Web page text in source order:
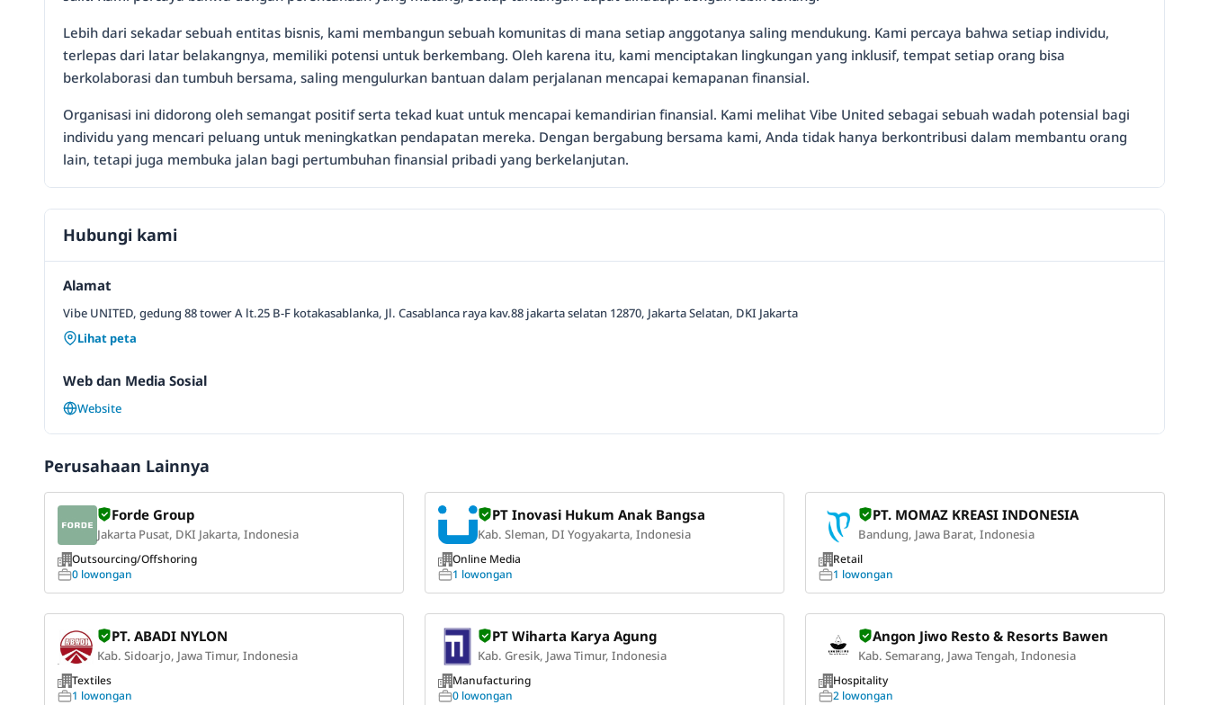
Lebih dari sekadar sebuah entitas bisnis, kami membangun sebuah komunitas di mana setiap anggotanya saling mendukung. Kami percaya bahwa setiap individu,
terlepas dari latar belakangnya, memiliki potensi untuk berkembang. Oleh karena itu, kami menciptakan lingkungan yang inklusif, tempat setiap orang bisa
berkolaborasi dan tumbuh bersama, saling mengulurkan bantuan dalam perjalanan mencapai kemapanan finansial.
Organisasi ini didorong oleh semangat positif serta tekad kuat untuk mencapai kemandirian finansial. Kami melihat Vibe United sebagai sebuah wadah potensial bagi
individu yang mencari peluang untuk meningkatkan pendapatan mereka. Dengan bergabung bersama kami, Anda tidak hanya berkontribusi dalam membantu orang
lain, tetapi juga membuka jalan bagi pertumbuhan finansial pribadi yang berkelanjutan.
Hubungi kami
Alamat
Vibe UNITED, gedung 88 tower A lt.25 B-F kotakasablanka, Jl. Casablanca raya kav.88 jakarta selatan 12870, Jakarta Selatan, DKI Jakarta
Lihat peta
Web dan Media Sosial
Website
Perusahaan Lainnya
Forde Group
Jakarta Pusat, DKI Jakarta, Indonesia
Outsourcing/Offshoring
0 lowongan
PT Inovasi Hukum Anak Bangsa
Kab. Sleman, DI Yogyakarta, Indonesia
Online Media
1 lowongan
PT. MOMAZ KREASI INDONESIA
Bandung, Jawa Barat, Indonesia
Retail
1 lowongan
PT. ABADI NYLON
Kab. Sidoarjo, Jawa Timur, Indonesia
Textiles
1 lowongan
PT Wiharta Karya Agung
Kab. Gresik, Jawa Timur, Indonesia
Manufacturing
0 lowongan
Angon Jiwo Resto & Resorts Bawen
Kab. Semarang, Jawa Tengah, Indonesia
Hospitality
2 lowongan